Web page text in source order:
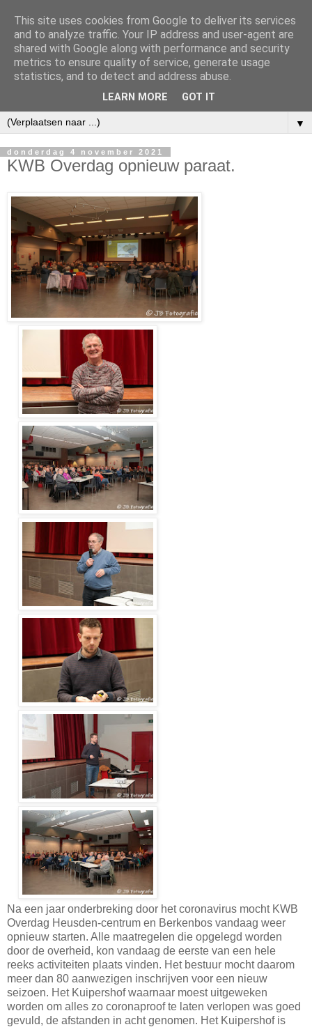
▼
donderdag 4 november 2021
KWB Overdag opnieuw paraat.
Na een jaar onderbreking door het coronavirus mocht KWB
Overdag Heusden-centrum en Berkenbos vandaag weer
opnieuw starten. Alle maatregelen die opgelegd worden
door de overheid, kon vandaag de eerste van een hele
reeks activiteiten plaats vinden. Het bestuur mocht daarom
meer dan 80 aanwezigen inschrijven voor een nieuw
seizoen. Het Kuipershof waarnaar moest uitgeweken
worden om alles zo coronaproof te laten verlopen was goed
gevuld, de afstanden in acht genomen. Het Kuipershof is
This site uses cookies from Google to deliver its services
and to analyze traffic. Your IP address and user-agent are
shared with Google along with performance and security
metrics to ensure quality of service, generate usage
statistics, and to detect and address abuse.
LEARN MORE GOT IT